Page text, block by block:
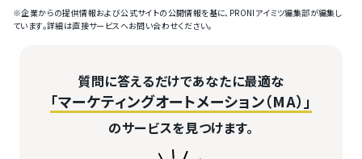
※企業からの提供情報および公式サイトの公開情報を基に、PRONIアイミツ編集部が編集し
ています。詳細は直接サービスへお問い合わせください。
質問に答えるだけであなたに最適な
「マーケティングオートメーション（MA）」
のサービスを見つけます。